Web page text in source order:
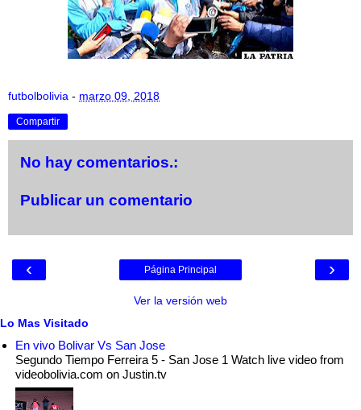
futbolbolivia - marzo 09, 2018
Compartir
No hay comentarios.:
Publicar un comentario
‹ ›
Página Principal
Ver la versión web
Lo Mas Visitado
En vivo Bolivar Vs San Jose
Segundo Tiempo Ferreira 5 - San Jose 1 Watch live video from
videobolivia.com on Justin.tv